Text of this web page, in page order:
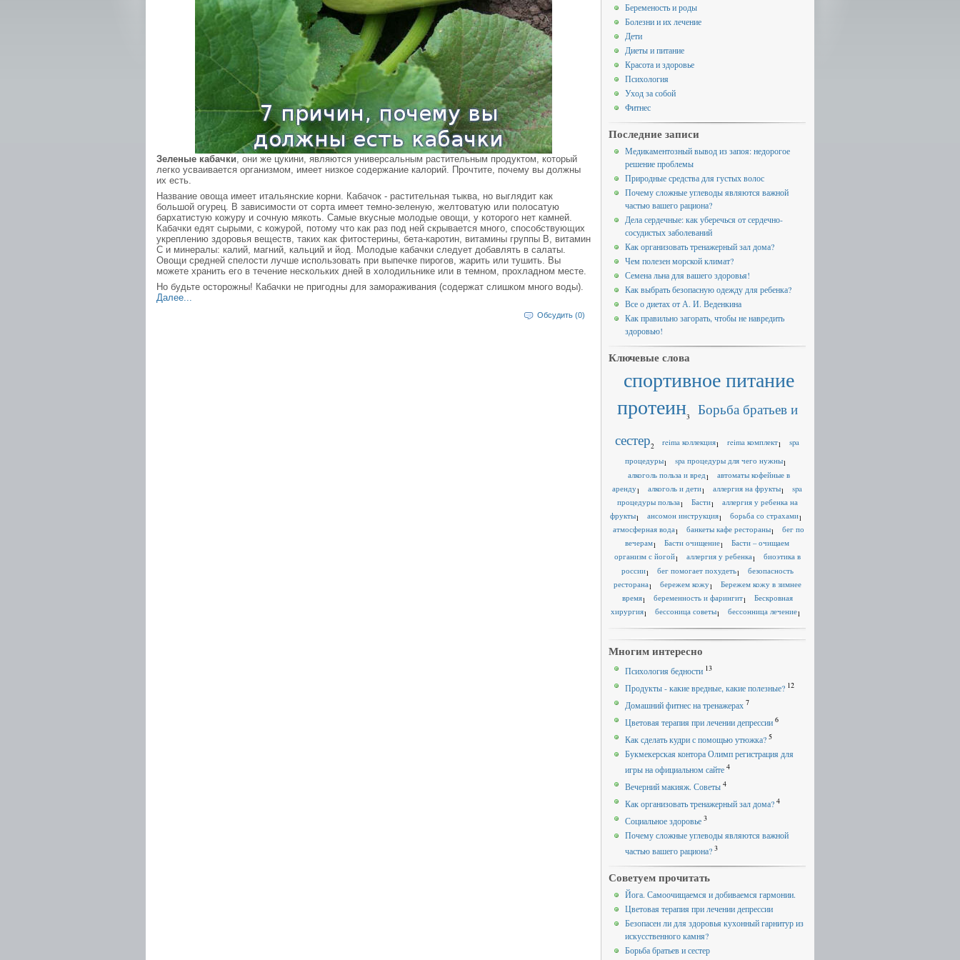
Зеленые кабачки, они же цукини, являются универсальным растительным продуктом, который
легко усваивается организмом, имеет низкое содержание калорий. Прочтите, почему вы должны
их есть.
Название овоща имеет итальянские корни. Кабачок - растительная тыква, но выглядит как
большой огурец. В зависимости от сорта имеет темно-зеленую, желтоватую или полосатую
бархатистую кожуру и сочную мякоть. Самые вкусные молодые овощи, у которого нет камней.
Кабачки едят сырыми, с кожурой, потому что как раз под ней скрывается много, способствующих
укреплению здоровья веществ, таких как фитостерины, бета-каротин, витамины группы В, витамин
С и минералы: калий, магний, кальций и йод. Молодые кабачки следует добавлять в салаты.
Овощи средней спелости лучше использовать при выпечке пирогов, жарить или тушить. Вы
можете хранить его в течение нескольких дней в холодильнике или в темном, прохладном месте.
Но будьте осторожны! Кабачки не пригодны для замораживания (содержат слишком много воды).
Далее...
Обсудить (0)
Беременость и роды
Болезни и их лечение
Дети
Диеты и питание
Красота и здоровье
Психология
Уход за собой
Фитнес
Последние записи
Медикаментозный вывод из запоя: недорогое
решение проблемы
Природные средства для густых волос
Почему сложные углеводы являются важной
частью вашего рациона?
Дела сердечные: как уберечься от сердечно-
сосудистых заболеваний
Как организовать тренажерный зал дома?
Чем полезен морской климат?
Семена льна для вашего здоровья!
Как выбрать безопасную одежду для ребенка?
Все о диетах от А. И. Веденкина
Как правильно загорать, чтобы не навредить
здоровью!
Ключевые слова
спортивное питание
протеин3
Борьба братьев и
сестер2 reima коллекция1 reima комплект1
spa
процедуры1 spa процедуры для чего нужны1
алкоголь польза и вред1
автоматы кофейные в
аренду1 алкоголь и дети1 аллергия на фрукты1
spa
процедуры польза1 Басти1
аллергия у ребенка на
фрукты1 ансомон инструкция1 борьба со страхами1
атмосферная вода1 банкеты кафе рестораны1
бег по
вечерам1 Басти очищение1
Басти – очищаем
организм с йогой1 аллергия у ребенка1
биоэтика в
россии1 бег помогает похудеть1
безопасность
ресторана1 бережем кожу1
Бережем кожу в зимнее
время1 беременность и фарингит1
Бескровная
хирургия1 бессоница советы1 бессонница лечение1
Многим интересно
Психология бедности 13
Продукты - какие вредные, какие полезные? 12
Домашний фитнес на тренажерах 7
Цветовая терапия при лечении депрессии 6
Как сделать кудри с помощью утюжка? 5
Букмекерская контора Олимп регистрация для
игры на официальном сайте 4
Вечерний макияж. Советы 4
Как организовать тренажерный зал дома? 4
Социальное здоровье 3
Почему сложные углеводы являются важной
частью вашего рациона? 3
Советуем прочитать
Йога. Самоочищаемся и добиваемся гармонии.
Цветовая терапия при лечении депрессии
Безопасен ли для здоровья кухонный гарнитур из
искусственного камня?
Борьба братьев и сестер